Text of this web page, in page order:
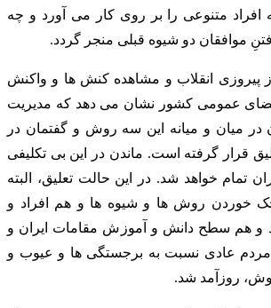
افراد متنوعی را بر روی کار می آورد و چه
موافقان دو شیوه قبلی منجر گردد.
پیروزی انقلاب و مشاهده کنش ها و واکنش
فضای عمومی کشور نشان می دهد که مدیریت
در میان و میانه این سه روش و گفتمان در
قرار گرفته است. ماندن در این بی تکلیفی
تمام خواهد شد. در این حالت تعلیق، البته
خوردن روش ها و شیوه ها و هم افراد و
و هم سطح دانش و آموزش مقامات ایران و
عادی نسبت به برجستگی ها و عیوب و
روزآمد شد.